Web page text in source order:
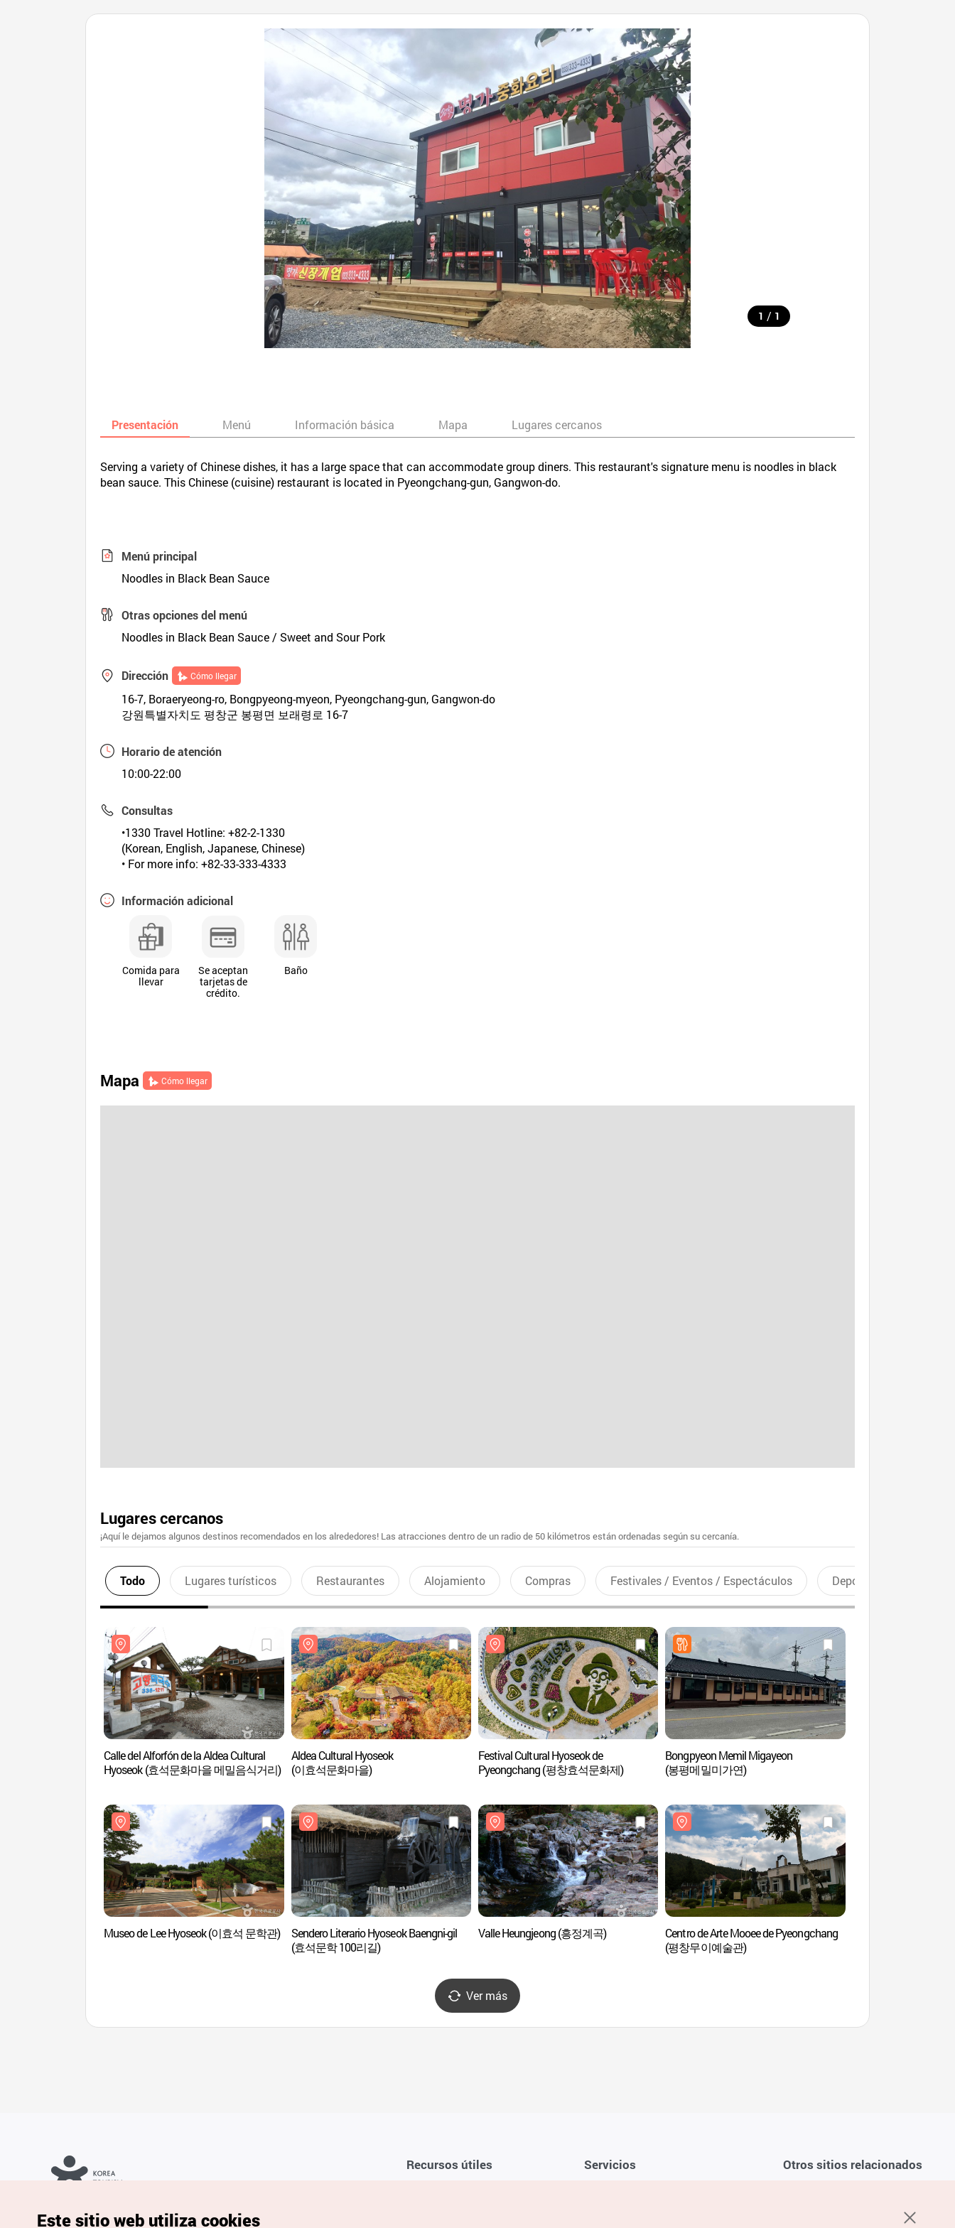
1 / 1
Presentación Menú Información básica Mapa Lugares cercanos
Serving a variety of Chinese dishes, it has a large space that can accommodate group diners. This restaurant's signature menu is noodles in black
bean sauce. This Chinese (cuisine) restaurant is located in Pyeongchang-gun, Gangwon-do.
Menú principal
Noodles in Black Bean Sauce
Otras opciones del menú
Noodles in Black Bean Sauce / Sweet and Sour Pork
Dirección Cómo llegar
16-7, Boraeryeong-ro, Bongpyeong-myeon, Pyeongchang-gun, Gangwon-do
강원특별자치도 평창군 봉평면 보래령로 16-7
Horario de atención
10:00-22:00
Consultas
•1330 Travel Hotline: +82-2-1330
(Korean, English, Japanese, Chinese)
• For more info: +82-33-333-4333
Información adicional
Comida para
llevar
Se aceptan
tarjetas de
crédito.
Baño
Mapa Cómo llegar
Lugares cercanos
¡Aquí le dejamos algunos destinos recomendados en los alrededores! Las atracciones dentro de un radio de 50 kilómetros están ordenadas según su cercanía.
Todo Lugares turísticos Restaurantes Alojamiento Compras Festivales / Eventos / Espectáculos Deportes recreativos
Calle del Alforfón de la Aldea Cultural
Hyoseok (효석문화마을 메밀음식거리)
Aldea Cultural Hyoseok
(이효석문화마을)
Festival Cultural Hyoseok de
Pyeongchang (평창효석문화제)
Bongpyeon Memil Migayeon
(봉평메밀미가연)
Museo de Lee Hyoseok (이효석 문학관)
Sendero Literario Hyoseok Baengni-gil
(효석문학 100리길)
Valle Heungjeong (흥정계곡)
Centro de Arte Mooee de Pyeongchang
(평창무이예술관)
Ver más
Recursos útiles Servicios Otros sitios relacionados
derechos reservados.
Este sitio web utiliza cookies